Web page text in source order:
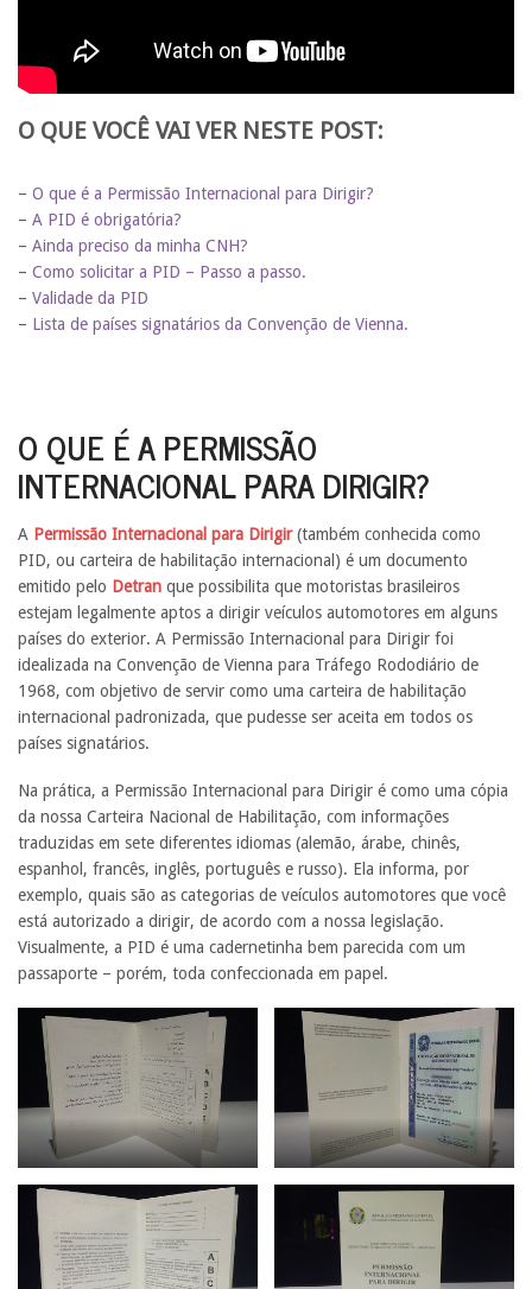
O QUE VOCÊ VAI VER NESTE POST:
– O que é a Permissão Internacional para Dirigir?
– A PID é obrigatória?
– Ainda preciso da minha CNH?
– Como solicitar a PID – Passo a passo.
– Validade da PID
– Lista de países signatários da Convenção de Vienna.
O QUE É A PERMISSÃO
INTERNACIONAL PARA DIRIGIR?
A Permissão Internacional para Dirigir(também conhecida como
PID, ou carteira de habilitação internacional) é um documento
emitido pelo Detran que possibilita que motoristas brasileiros
estejam legalmente aptos a dirigir veículos automotores em alguns
países do exterior. A Permissão Internacional para Dirigir foi
idealizada na Convenção de Vienna para Tráfego Rododiário de
1968, com objetivo de servir como uma carteira de habilitação
internacional padronizada, que pudesse ser aceita em todos os
países signatários.
Na prática, a Permissão Internacional para Dirigir é como uma cópia
da nossa Carteira Nacional de Habilitação, com informações
traduzidas em sete diferentes idiomas (alemão, árabe, chinês,
espanhol, francês, inglês, português e russo). Ela informa, por
exemplo, quais são as categorias de veículos automotores que você
está autorizado a dirigir, de acordo com a nossa legislação.
Visualmente, a PID é uma cadernetinha bem parecida com um
passaporte – porém, toda confeccionada em papel.